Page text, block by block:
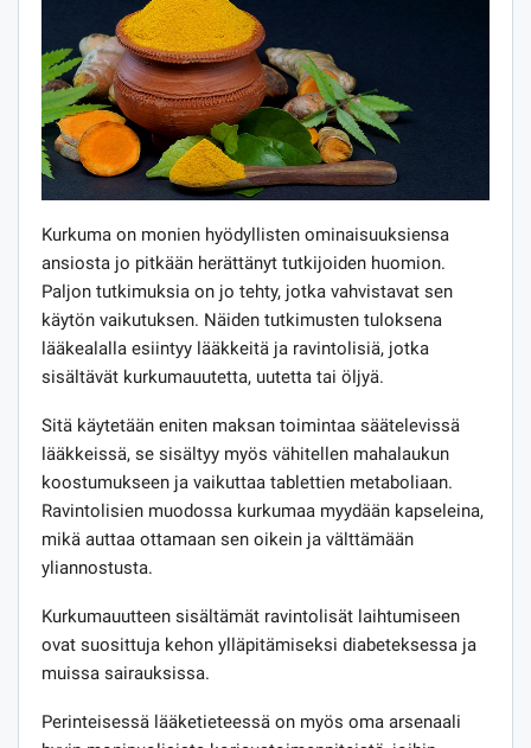
Kurkuma on monien hyödyllisten ominaisuuksiensa
ansiosta jo pitkään herättänyt tutkijoiden huomion.
Paljon tutkimuksia on jo tehty, jotka vahvistavat sen
käytön vaikutuksen. Näiden tutkimusten tuloksena
lääkealalla esiintyy lääkkeitä ja ravintolisiä, jotka
sisältävät kurkumauutetta, uutetta tai öljyä.
Sitä käytetään eniten maksan toimintaa säätelevissä
lääkkeissä, se sisältyy myös vähitellen mahalaukun
koostumukseen ja vaikuttaa tablettien metaboliaan.
Ravintolisien muodossa kurkumaa myydään kapseleina,
mikä auttaa ottamaan sen oikein ja välttämään
yliannostusta.
Kurkumauutteen sisältämät ravintolisät laihtumiseen
ovat suosittuja kehon ylläpitämiseksi diabeteksessa ja
muissa sairauksissa.
Perinteisessä lääketieteessä on myös oma arsenaali